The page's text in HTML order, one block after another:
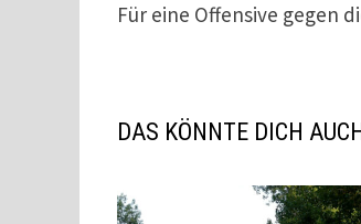
Für eine Offensive gegen
DAS KÖNNTE DICH